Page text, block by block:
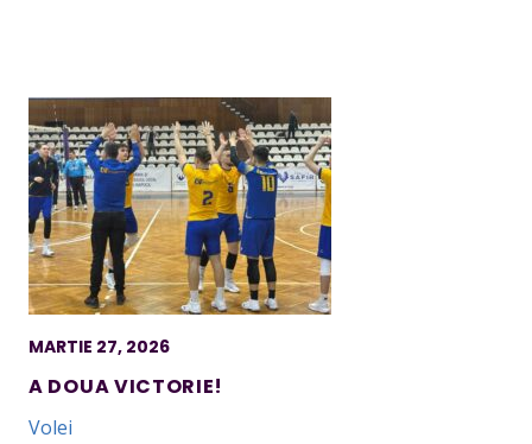
MARTIE 27, 2026
A DOUA VICTORIE!
Volei